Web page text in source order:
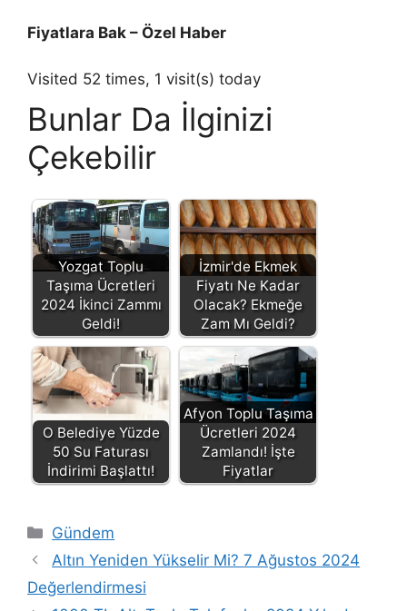
Fiyatlara Bak – Özel Haber
Visited 52 times, 1 visit(s) today
Bunlar Da İlginizi
Çekebilir
Yozgat Toplu
Taşıma Ücretleri
2024 İkinci Zammı
Geldi!
İzmir'de Ekmek
Fiyatı Ne Kadar
Olacak? Ekmeğe
Zam Mı Geldi?
O Belediye Yüzde
50 Su Faturası
İndirimi Başlattı!
Afyon Toplu Taşıma
Ücretleri 2024
Zamlandı! İşte
Fiyatlar
Kategoriler
Gündem
Altın Yeniden Yükselir Mi? 7 Ağustos 2024
Değerlendirmesi